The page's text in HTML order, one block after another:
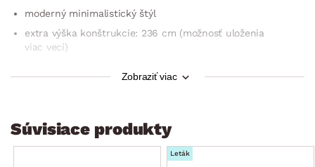
moderný minimalistický štýl
extra výška konštrukcie: 236 cm (možnosť uloženia
viac vecí)
ľavý vnútorný blok: šírka cca 87 cm, otvorený úložný
priestor, 1 x závesná šatníková tyč z kovu, 1 x horná polica
pravý vnútorný blok: šírka cca 43 cm, otvorený úložný
Zobraziť viac
Súvisiace produkty
Leták